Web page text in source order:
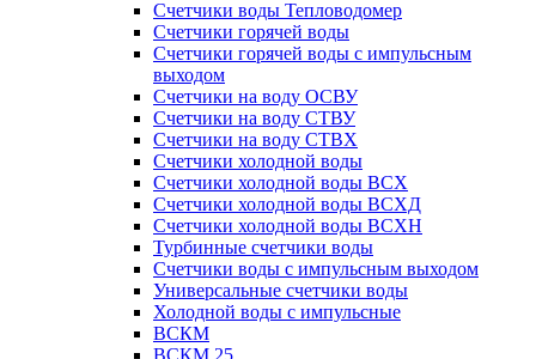
Счетчики воды Тепловодомер
Счетчики горячей воды
Счетчики горячей воды с импульсным
выходом
Счетчики на воду ОСВУ
Счетчики на воду СТВУ
Счетчики на воду СТВХ
Счетчики холодной воды
Счетчики холодной воды ВСХ
Счетчики холодной воды ВСХД
Счетчики холодной воды ВСХН
Турбинные счетчики воды
Счетчики воды с импульсным выходом
Универсальные счетчики воды
Холодной воды с импульсные
ВСКМ
ВСКМ 25